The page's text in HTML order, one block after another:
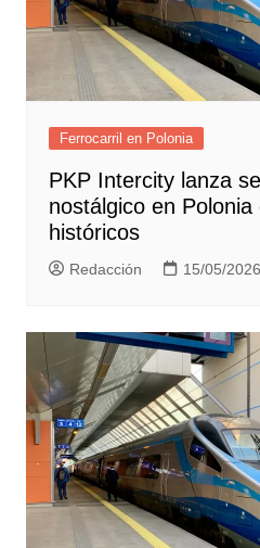
Ferrocarril en Polonia
PKP Intercity lanza
nostálgico en
históricos
Redacción 15/05/2026